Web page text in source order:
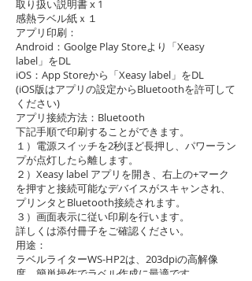
取り扱い説明書 x 1
感熱ラベル紙ｘ１
アプリ印刷：
Android：Goolge Play Storeより「Xeasy
label」をDL
iOS：App Storeから「Xeasy label」をDL
(iOS版はアプリの設定からBluetoothを許可して
ください)
アプリ接続方法：Bluetooth
下記手順で印刷することができます。
１）電源スイッチを2秒ほど長押し、パワーラン
プが点灯したら離します。
２）Xeasy label アプリを開き、右上の+マーク
を押すと接続可能なデバイスがスキャンされ、
プリンタとBluetooth接続されます。
３）画面表示に従い印刷を行います。
詳しくは添付冊子をご確認ください。
用途：
ラベルライターWS-HP2は、203dpiの高解像
度。簡単操作でラベル作成に最適です。